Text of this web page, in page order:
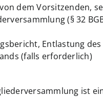
dem Vorsitzenden,
(§ 32
Entlastung
(falls erforderlich)
ist